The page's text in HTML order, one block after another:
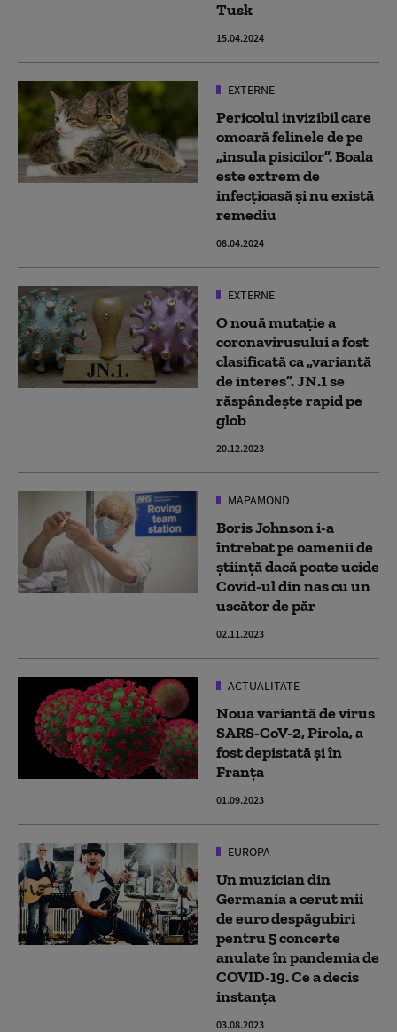
Tusk
15.04.2024
EXTERNE
Pericolul invizibil care
omoară felinele de pe
„insula pisicilor”. Boala
este extrem de
infecțioasă și nu există
remediu
08.04.2024
EXTERNE
O nouă mutație a
coronavirusului a fost
clasificată ca „variantă
de interes”. JN.1 se
răspândește rapid pe
glob
20.12.2023
MAPAMOND
Boris Johnson i-a
întrebat pe oamenii de
știință dacă poate ucide
Covid-ul din nas cu un
uscător de păr
02.11.2023
ACTUALITATE
Noua variantă de virus
SARS-CoV-2, Pirola, a
fost depistată şi în
Franţa
01.09.2023
EUROPA
Un muzician din
Germania a cerut mii
de euro despăgubiri
pentru 5 concerte
anulate în pandemia de
COVID-19. Ce a decis
instanța
03.08.2023